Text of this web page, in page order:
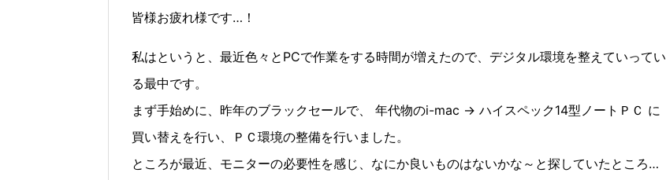
皆様お疲れ様です…！
私はというと、最近色々とPCで作業をする時間が増えたので、デジタル環境を整えていってい
る最中です。
まず手始めに、昨年のブラックセールで、 年代物のi-mac → ハイスペック14型ノートＰＣ に
買い替えを行い、ＰＣ環境の整備を行いました。
ところが最近、モニターの必要性を感じ、なにか良いものはないかな～と探していたところ…